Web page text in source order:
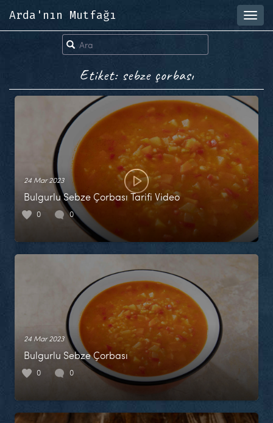
Arda'nın Mutfağı
Etiket: sebze çorbası
24 Mar 2023
Bulgurlu Sebze Çorbası Tarifi Video
0 0
24 Mar 2023
Bulgurlu Sebze Çorbası
0 0